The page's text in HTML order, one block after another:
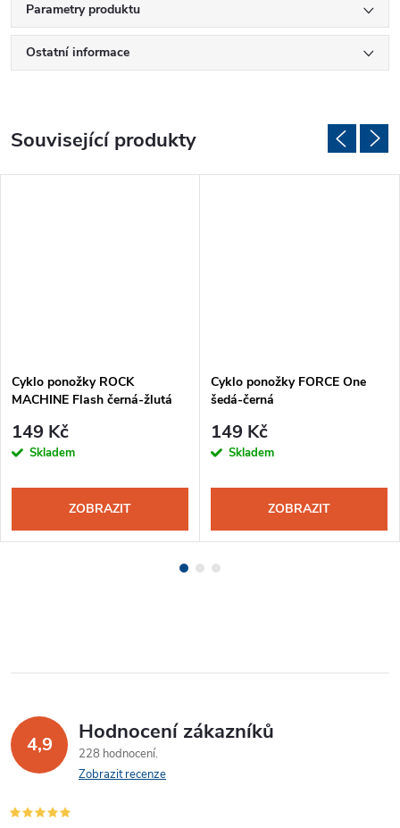
Parametry produktu
Ostatní informace
Související produkty
Cyklo ponožky ROCK
MACHINE Flash černá-žlutá
149 Kč
Skladem
ZOBRAZIT
Cyklo ponožky FORCE One
šedá-černá
149 Kč
Skladem
ZOBRAZIT
4,9 Hodnocení zákazníků
228 hodnocení
Zobrazit recenze